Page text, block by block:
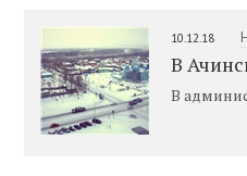
10.12.18
В
В